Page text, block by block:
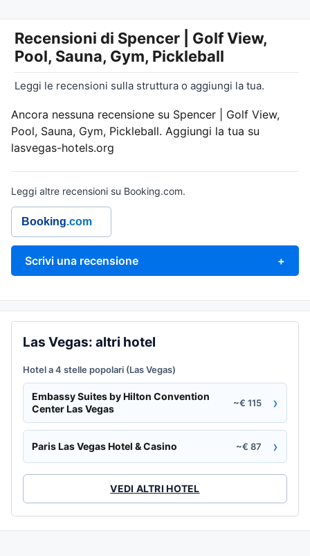
Recensioni di Spencer | Golf View,
Pool, Sauna, Gym, Pickleball
Leggi le recensioni sulla struttura o aggiungi la tua.
Ancora nessuna recensione su Spencer | Golf View,
Pool, Sauna, Gym, Pickleball. Aggiungi la tua su
lasvegas-hotels.org
Leggi altre recensioni su Booking.com.
Booking.com
Scrivi una recensione +
Las Vegas: altri hotel
Hotel a 4 stelle popolari (Las Vegas)
Embassy Suites by Hilton Convention
Center Las Vegas
~€ 115 ›
Paris Las Vegas Hotel & Casino ~€ 87 ›
VEDI ALTRI HOTEL